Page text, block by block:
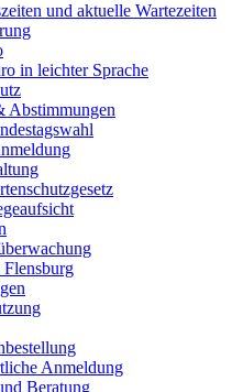
und aktuelle Wartezeiten
in leichter Sprache
Abstimmungen
Anmeldung
Beratung